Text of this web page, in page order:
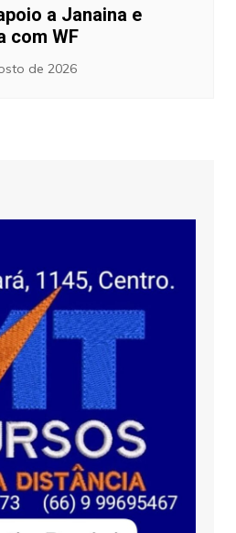
a Janaina e
com WF
de 2026